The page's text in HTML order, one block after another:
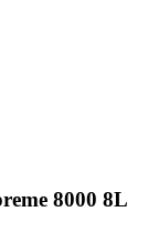
8000 8L